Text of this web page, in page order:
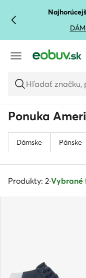
PREJSŤ NA HLAVNÝ
PREJSŤ NA
Hľadať značku,
Ponuka
Dámske Pánske
Produkty: 2·Vybrané